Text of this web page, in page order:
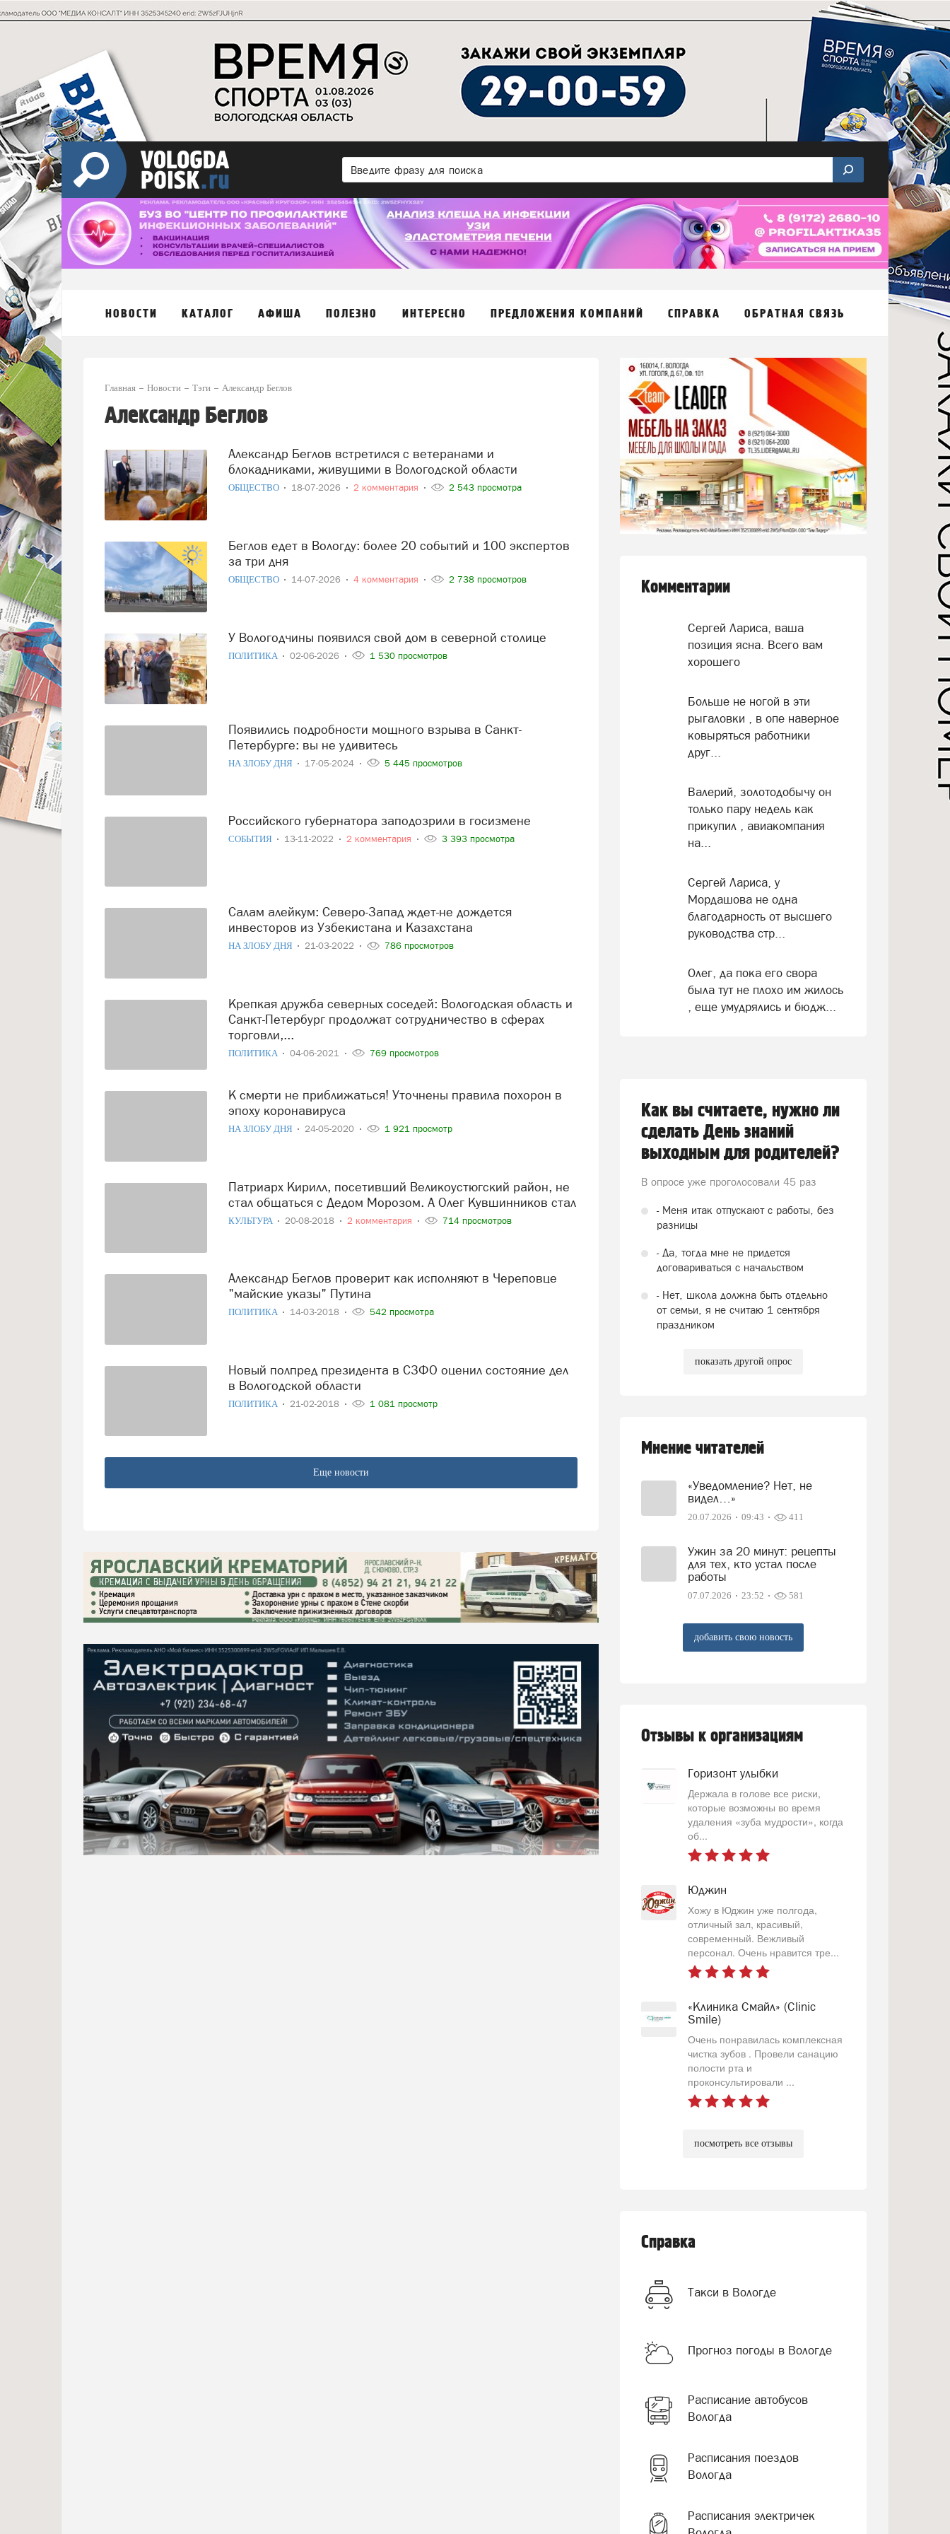
НОВОСТИ КАТАЛОГ АФИША ПОЛЕЗНО ИНТЕРЕСНО ПРЕДЛОЖЕНИЯ КОМПАНИЙ СПРАВКА ОБРАТНАЯ СВЯЗЬ
Главная Новости Тэги Александр Беглов
Александр Беглов
Александр Беглов встретился с ветеранами и
блокадниками, живущими в Вологодской области
ОБЩЕСТВО 18-07-2026 2 комментария 2 543 просмотра
Беглов едет в Вологду: более 20 событий и 100 экспертов
за три дня
ОБЩЕСТВО 14-07-2026 4 комментария 2 738 просмотров
У Вологодчины появился свой дом в северной столице
ПОЛИТИКА 02-06-2026 1 530 просмотров
Появились подробности мощного взрыва в Санкт-
Петербурге: вы не удивитесь
НА ЗЛОБУ ДНЯ 17-05-2024 5 445 просмотров
Российского губернатора заподозрили в госизмене
СОБЫТИЯ 13-11-2022 2 комментария 3 393 просмотра
Салам алейкум: Северо-Запад ждет-не дождется
инвесторов из Узбекистана и Казахстана
НА ЗЛОБУ ДНЯ 21-03-2022 786 просмотров
Крепкая дружба северных соседей: Вологодская область и
Санкт-Петербург продолжат сотрудничество в сферах
торговли,...
ПОЛИТИКА 04-06-2021 769 просмотров
К смерти не приближаться! Уточнены правила похорон в
эпоху коронавируса
НА ЗЛОБУ ДНЯ 24-05-2020 1 921 просмотр
Патриарх Кирилл, посетивший Великоустюгский район, не
стал общаться с Дедом Морозом. А Олег Кувшинников стал
КУЛЬТУРА 20-08-2018 2 комментария 714 просмотров
Александр Беглов проверит как исполняют в Череповце
"майские указы" Путина
ПОЛИТИКА 14-03-2018 542 просмотра
Новый полпред президента в СЗФО оценил состояние дел
в Вологодской области
ПОЛИТИКА 21-02-2018 1 081 просмотр
Еще новости
Комментарии
Сергей Лариса, ваша
позиция ясна. Всего вам
хорошего
Больше не ногой в эти
рыгаловки , в опе наверное
ковыряться работники
друг...
Валерий, золотодобычу он
только пару недель как
прикупил , авиакомпания
на...
Сергей Лариса, у
Мордашова не одна
благодарность от высшего
руководства стр...
Олег, да пока его свора
была тут не плохо им жилось
, еще умудрялись и бюдж...
Как вы считаете, нужно ли
сделать День знаний
выходным для родителей?
В опросе уже проголосовали 45 раз
- Меня итак отпускают с работы, без
разницы
- Да, тогда мне не придется
договариваться с начальством
- Нет, школа должна быть отдельно
от семьи, я не считаю 1 сентября
праздником
показать другой опрос
Мнение читателей
«Уведомление? Нет, не
видел…»
20.07.2026 09:43 411
Ужин за 20 минут: рецепты
для тех, кто устал после
работы
07.07.2026 23:52 581
добавить свою новость
Отзывы к организациям
Горизонт улыбки
Держала в голове все риски,
которые возможны во время
удаления «зуба мудрости», когда
об...
Юджин
Хожу в Юджин уже полгода,
отличный зал, красивый,
современный. Вежливый
персонал. Очень нравится тре...
«Клиника Смайл» (Clinic
Smile)
Очень понравилась комплексная
чистка зубов . Провели санацию
полости рта и
проконсультировали ...
посмотреть все отзывы
Справка
Такси в Вологде
Прогноз погоды в Вологде
Расписание автобусов
Вологда
Расписания поездов
Вологда
Расписания электричек